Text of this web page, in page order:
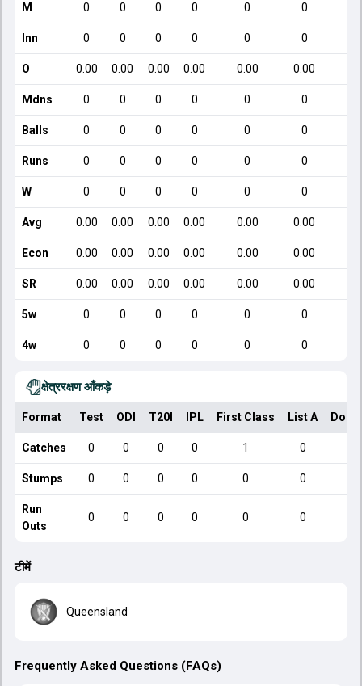
M 0 0 0 0 0 0
Inn 0 0 0 0 0 0
O 0.00 0.00 0.00 0.00 0.00 0.00
Mdns 0 0 0 0 0 0
Balls 0 0 0 0 0 0
Runs 0 0 0 0 0 0
W 0 0 0 0 0 0
Avg 0.00 0.00 0.00 0.00 0.00 0.00
Econ 0.00 0.00 0.00 0.00 0.00 0.00
SR 0.00 0.00 0.00 0.00 0.00 0.00
5w 0 0 0 0 0 0
4w 0 0 0 0 0 0
क्षेत्ररक्षण आँकड़े
Format Test ODI T20I IPL First Class List A
Catches 0 0 0 0 1 0
Stumps 0 0 0 0 0 0
Run
Outs
0 0 0 0 0 0
टीमें
Queensland
Frequently Asked Questions (FAQs)